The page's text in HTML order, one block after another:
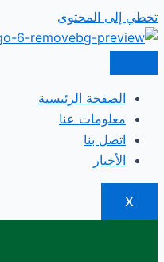
تخطي إلى المحتوى
الصفحة الرئيسية
معلومات عنا
اتصل بنا
الأخبار
X